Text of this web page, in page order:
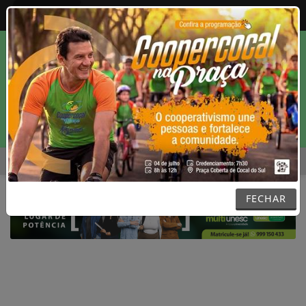
Entrar
IMPLANTE DENTÁRIO? LEI QUE AUMENTA PUNIÇÃO A
MENU
FECHAR